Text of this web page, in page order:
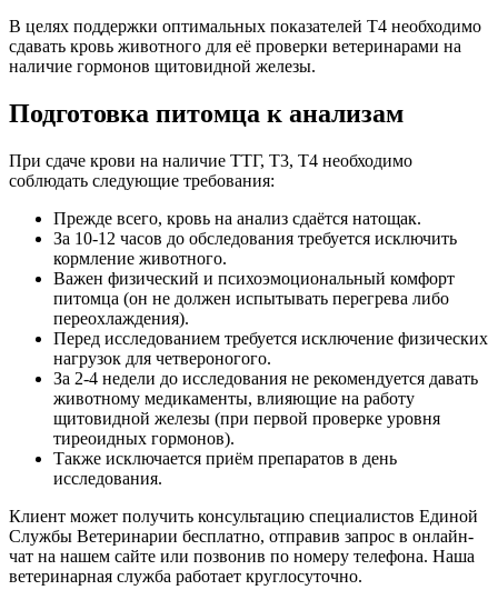
В целях поддержки оптимальных показателей Т4 необходимо
сдавать кровь животного для её проверки ветеринарами на
наличие гормонов щитовидной железы.
Подготовка питомца к анализам
При сдаче крови на наличие ТТГ, Т3, Т4 необходимо
соблюдать следующие требования:
Прежде всего, кровь на анализ сдаётся натощак.
За 10-12 часов до обследования требуется исключить
кормление животного.
Важен физический и психоэмоциональный комфорт
питомца (он не должен испытывать перегрева либо
переохлаждения).
Перед исследованием требуется исключение физических
нагрузок для четвероногого.
За 2-4 недели до исследования не рекомендуется давать
животному медикаменты, влияющие на работу
щитовидной железы (при первой проверке уровня
тиреоидных гормонов).
Также исключается приём препаратов в день
исследования.
Клиент может получить консультацию специалистов Единой
Службы Ветеринарии бесплатно, отправив запрос в онлайн-
чат на нашем сайте или позвонив по номеру телефона. Наша
ветеринарная служба работает круглосуточно.